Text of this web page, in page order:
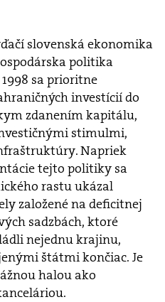
slovenská ekonomika
politika
sa prioritne
investícií do
zdanením kapitálu,
stimulmi,
Napriek
tejto politiky sa
rastu ukázal
založené na deficitnej
sadzbách, ktoré
nejednu krajinu,
štátmi končiac. Je
halou ako